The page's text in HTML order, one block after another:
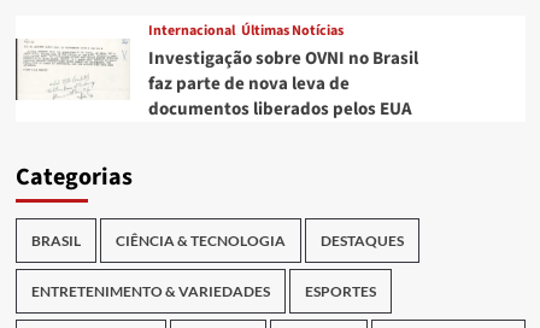
Internacional Últimas Notícias
Investigação sobre OVNI no Brasil
faz parte de nova leva de
documentos liberados pelos EUA
Categorias
BRASIL CIÊNCIA & TECNOLOGIA DESTAQUES
ENTRETENIMENTO & VARIEDADES ESPORTES